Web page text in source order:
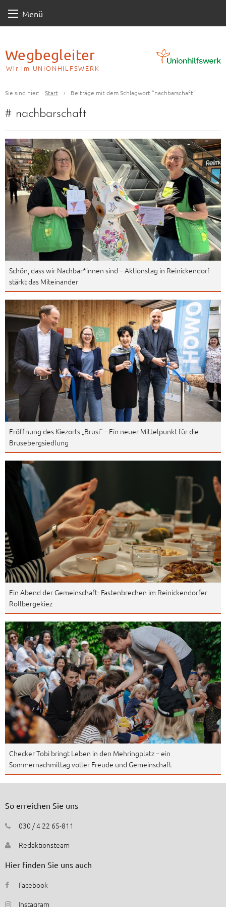
Menü
Wegbegleiter
Wir im UNIONHILFSWERK
Sie sind hier: Start › Beiträge mit dem Schlagwort "nachbarschaft"
# nachbarschaft
Schön, dass wir Nachbar*innen sind – Aktionstag in Reinickendorf
stärkt das Miteinander
Eröffnung des Kiezorts „Brusi“ – Ein neuer Mittelpunkt für die
Brusebergsiedlung
Ein Abend der Gemeinschaft- Fastenbrechen im Reinickendorfer
Rollbergekiez
Checker Tobi bringt Leben in den Mehringplatz – ein
Sommernachmittag voller Freude und Gemeinschaft
So erreichen Sie uns
030 / 4 22 65-811
Redaktionsteam
Hier finden Sie uns auch
Facebook
Instagram